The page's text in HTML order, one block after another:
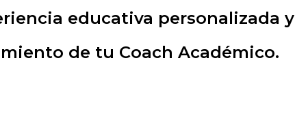
educativa personalizada y
de tu Coach Académico.